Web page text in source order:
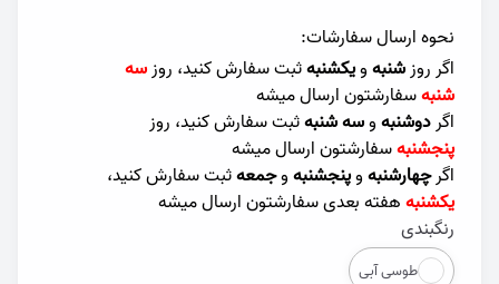
نحوه ارسال سفارشات:
اگر روزشنبهویکشنبهثبت سفارش کنید، روزسه
شنبهسفارشتون ارسال میشه
اگردوشنبهوسه شنبهثبت سفارش کنید، روز
پنجشنبهسفارشتون ارسال میشه
اگرچهارشنبهوپنجشنبهوجمعهثبت سفارش کنید،
یکشنبههفته بعدی سفارشتون ارسال میشه
رنگبندی
Colorطوسی آبی